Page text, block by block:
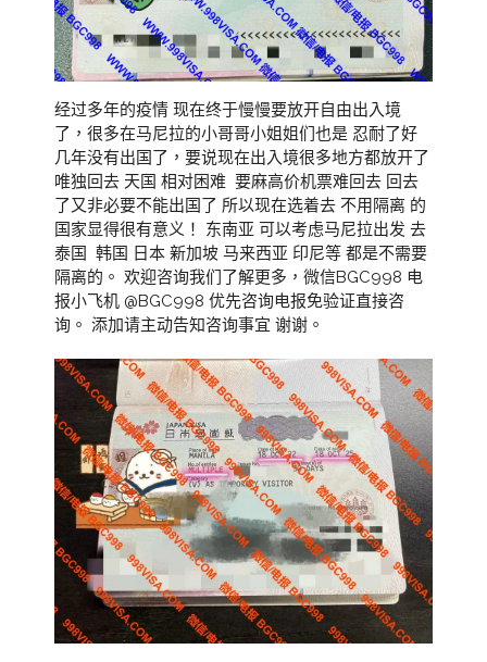
经过多年的疫情 现在终于慢慢要放开自由出入境
了，很多在马尼拉的小哥哥小姐姐们也是 忍耐了好
几年没有出国了，要说现在出入境很多地方都放开了
唯独回去 天国 相对困难 要麻高价机票难回去 回去
了又非必要不能出国了 所以现在选着去 不用隔离 的
国家显得很有意义！ 东南亚 可以考虑马尼拉出发 去
泰国 韩国 日本 新加坡 马来西亚 印尼等 都是不需要
隔离的。 欢迎咨询我们了解更多，微信BGC998 电
报小飞机 @BGC998 优先咨询电报免验证直接咨
询。 添加请主动告知咨询事宜 谢谢。